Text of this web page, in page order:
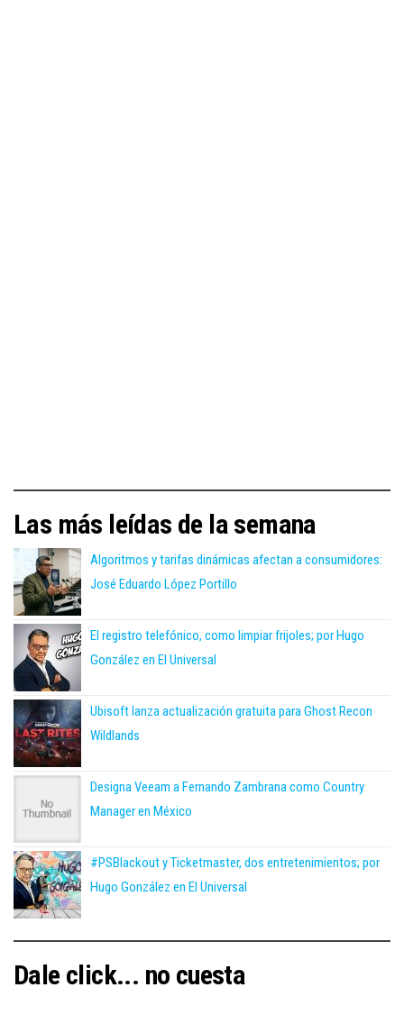
Las más leídas de la semana
Algoritmos y tarifas dinámicas afectan a consumidores:
José Eduardo López Portillo
El registro telefónico, como limpiar frijoles; por Hugo
González en El Universal
Ubisoft lanza actualización gratuita para Ghost Recon
Wildlands
Designa Veeam a Fernando Zambrana como Country
Manager en México
#PSBlackout y Ticketmaster, dos entretenimientos; por
Hugo González en El Universal
Dale click... no cuesta